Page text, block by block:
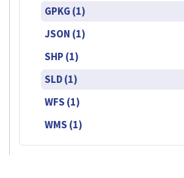
GPKG (1)
JSON (1)
SHP (1)
SLD (1)
WFS (1)
WMS (1)